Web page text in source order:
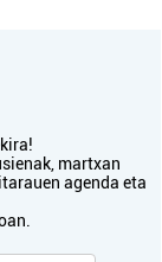
martxan
agenda eta